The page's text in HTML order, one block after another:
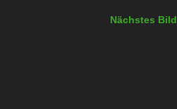
Nächstes Bild